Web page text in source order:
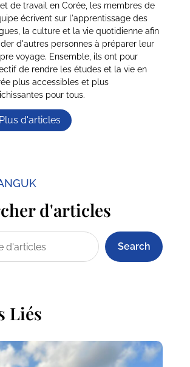
de travail en Corée, les membres de
écrivent sur l'apprentissage des
la culture et la vie quotidienne afin
d'autres personnes à préparer leur
voyage. Ensemble, ils ont pour
de rendre les études et la vie en
plus accessibles et plus
pour tous.
Plus d'articles
d'articles
Search
Liés